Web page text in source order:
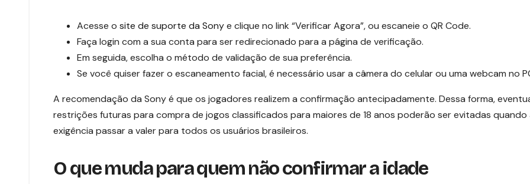
Acesse o site de suporte da Sonye clique no link “Verificar Agora”, ou escaneie o QR Code.
Faça login com a sua conta para ser redirecionado para a página de verificação.
Em seguida, escolha o método de validação de sua preferência.
Se você quiser fazer o escaneamento facial, é necessário usar a câmera do celular ou uma webcam no
A recomendação da Sony é que os jogadores realizem a confirmação antecipadamente. Dessa forma,
restrições futuras para compra de jogos classificados para maiores de 18 anos poderão ser evitadas quando
exigência passar a valer para todos os usuários brasileiros.
O que muda para quem não confirmar a idade